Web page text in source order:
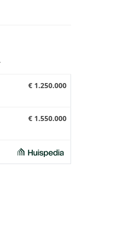
.
€ 1.250.000
€ 1.550.000